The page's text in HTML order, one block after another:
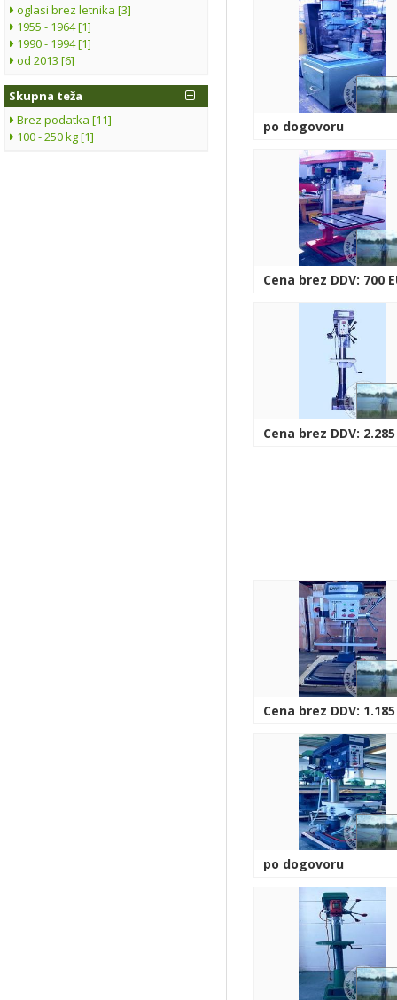
oglasi brez letnika [3]
1955 - 1964 [1]
1990 - 1994 [1]
od 2013 [6]
Skupna teža
Brez podatka [11]
100 - 250 kg [1]
po dogovoru
Cena brez DDV: 700
Cena brez DDV: 2.285
Cena brez DDV: 1.185
po dogovoru